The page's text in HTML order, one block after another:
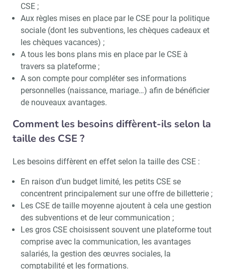
CSE ;
Aux règles mises en place par le CSE pour la politique
sociale (dont les subventions, les chèques cadeaux et
les chèques vacances) ;
A tous les bons plans mis en place par le CSE à
travers sa plateforme ;
A son compte pour compléter ses informations
personnelles (naissance, mariage…) afin de bénéficier
de nouveaux avantages.
Comment les besoins diffèrent-ils selon la
taille des CSE ?
Les besoins diffèrent en effet selon la taille des CSE :
En raison d’un budget limité, les petits CSE se
concentrent principalement sur une offre de billetterie ;
Les CSE de taille moyenne ajoutent à cela une gestion
des subventions et de leur communication ;
Les gros CSE choisissent souvent une plateforme tout
comprise avec la communication, les avantages
salariés, la gestion des œuvres sociales, la
comptabilité et les formations.